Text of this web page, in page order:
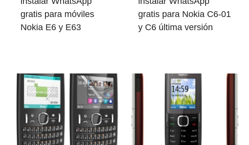
gratis para móviles
Nokia E6 y E63
gratis para Nokia C6-01
y C6 última versión